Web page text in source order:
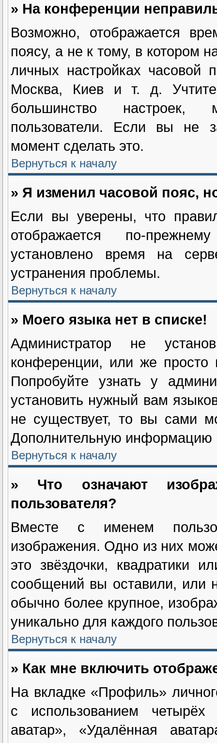
» На конференции
Возможно, отображается
поясу, а не к тому, в котором
личных настройках часовой
Москва, Киев и т. д.
большинство настроек,
пользователи. Если вы не
момент сделать это.
Вернуться к началу
» Я изменил часовой пояс,
Если вы уверены, что
отображается по-
установлено время на
устранения проблемы.
Вернуться к началу
» Моего языка нет в списке!
Администратор не
конференции, или же
Попробуйте узнать у
установить нужный вам
не существует, то вы сами
Дополнительную информацию
Вернуться к началу
» Что означают
пользователя?
Вместе с именем
изображения. Одно из них
это звёздочки, квадратики
сообщений вы оставили, или
обычно более крупное,
уникально для каждого
Вернуться к началу
» Как мне включить
На вкладке «Профиль»
с использованием четырёх
аватар», «Удалённая